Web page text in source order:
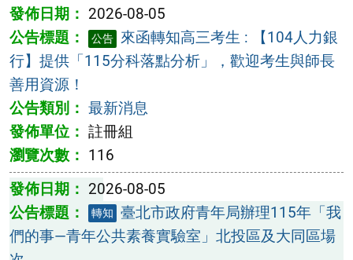
2026-08-05
公告 來函轉知高三考生 : 【104人力銀
行】提供「115分科落點分析」，歡迎考生與師長
善用資源！
最新消息
註冊組
116
2026-08-05
轉知 臺北市政府青年局辦理115年「我
們的事—青年公共素養實驗室」北投區及大同區場